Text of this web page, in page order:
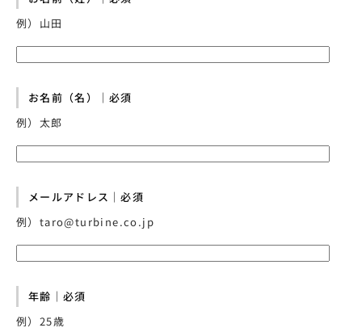
例）山田
お名前（名）｜必須
例）太郎
メールアドレス｜必須
例）taro@turbine.co.jp
年齢｜必須
例）25歳